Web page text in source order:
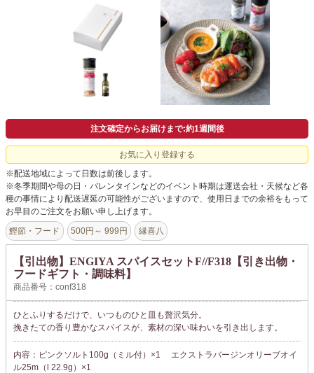
ドメイン指定受信について
無料サンプル・資料請求
注文確定からお届けまで:約1週間後
お気に入り登録する
※配送地域によって日数は前後します。
※冬季期間や母の日・バレンタインなどのイベント時期は運送会社・天候など各
種の事情により配送遅延の可能性がございますので、使用日までの余裕をもって
お早目のご注文をお願い申し上げます。
鰹節・フード 500円～ 999円 縁喜八
【引出物】ENGIYA スパイスセットF//F318【引き出物・
フードギフト・調味料】
商品番号：conf318
ひとふりするだけで、いつものひと皿も贅沢気分。
挽きたての香り豊かなスパイスが、素材の深い味わいを引き出します。
内容：ピンクソルト100g（ミル付）×1 エクストラバージンオリーブオイ
ル25m（l 22.9g）×1